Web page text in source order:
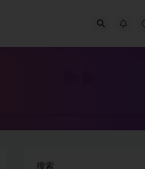
搜索